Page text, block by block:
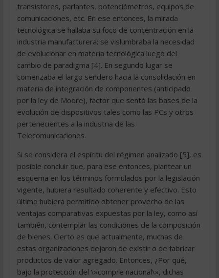
transistores, parlantes, potenciómetros, equipos de
comunicaciones, etc. En ese entonces, la mirada
tecnológica se hallaba su foco de concentración en la
industria manufacturera; se vislumbraba la necesidad
de evolucionar en materia tecnológica luego del
cambio de paradigma [4]. En segundo lugar se
comenzaba el largo sendero hacia la consolidación en
materia de integración de componentes (anticipado
por la ley de Moore), factor que sentó las bases de la
evolución de dispositivos tales como las PCs y otros
pertenecientes a la industria de las
Telecomunicaciones.
Si se considera el espíritu del régimen analizado [5], es
posible concluir que, para ese entonces, plantear un
esquema en los términos formulados por la legislación
vigente, hubiera resultado coherente y efectivo. Esto
último hubiera permitido obtener provecho de las
ventajas comparativas expuestas por la ley, como así
también, contemplar las condiciones de la composición
de bienes. Cierto es que actualmente, muchas de
estas organizaciones dejaron de existir o de fabricar
productos de valor agregado. Entonces, ¿Por qué,
bajo la protección del \»compre nacional\», dichas